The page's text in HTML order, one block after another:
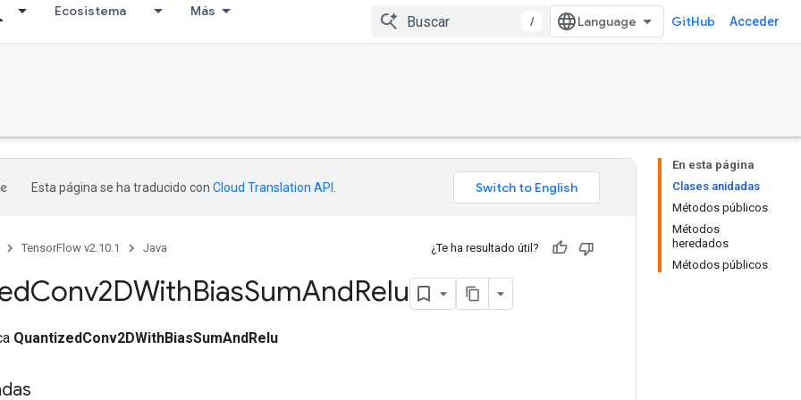
Ecosistema Más
/ GitHub Acceder
En esta página
Clases anidadas
Métodos públicos
Métodos
heredados
Métodos públicos
Esta página se ha traducido con Cloud Translation API
TensorFlow v2.10.1 Java ¿Te ha resultado útil?
Conv2DWithBiasSumAndRelu
QuantizedConv2DWithBiasSumAndRelu